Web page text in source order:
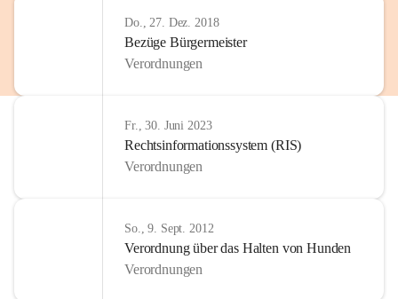
Do., 27. Dez. 2018
Bezüge Bürgermeister
Verordnungen
Fr., 30. Juni 2023
Rechtsinformationssystem (RIS)
Verordnungen
So., 9. Sept. 2012
Verordnung über das Halten von Hunden
Verordnungen